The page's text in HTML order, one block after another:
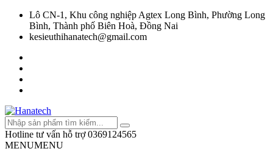
Lô CN-1, Khu công nghiệp Agtex Long Bình, Phường Long
Bình, Thành phố Biên Hoà, Đồng Nai
kesieuthihanatech@gmail.com
Hotline tư vấn hỗ trợ 0369124565
MENUMENU